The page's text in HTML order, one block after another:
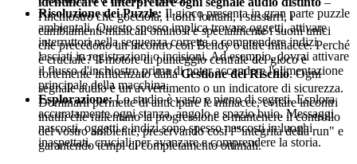
Risoluzione dei Puzzle: Il gioco presenta in gran parte puzzle
ambientali. Questo spesso implica trovare oggetti, attivare
interruttori nella sequenza corretta o comprendere indizi
lasciati in registrazioni o incisioni. Ad esempio, dovrai attivare
il flusso d'inchiostro prima di poter accendere l'alimentazione
principale della macchina.
Esplorazione:Lo studio è vasto e pieno di segreti. Esplora
accuratamente ogni stanza, angolo e spazio buio. Messaggi
nascosti, oggetti e indizi sono spesso nascosti in luoghi
inaspettati, cruciali per avanzare e comprendere la storia.
l'inchiostro che gocciola, i tonfi lontani, i sussurri, i
cambiamenti musicali ominosi e specialmente i suoni unici
che precedono un incontro con Bendy o altre minacce. Perché
è cruciale? Il motore di punteggio centrale del gioco è
fortemente influenzato dallaGestione del Rischio. Ogni
segnale audio è un avvertimento o un indicatore di sicurezza.
Dominarli permette di anticipare le minacce, evitare incontri
inutili che rallentano la progressione e mantenere il controllo
del vostro ambiente, preservando così l'"integrità della run" e
garantendo tempi di completamento ottimali.